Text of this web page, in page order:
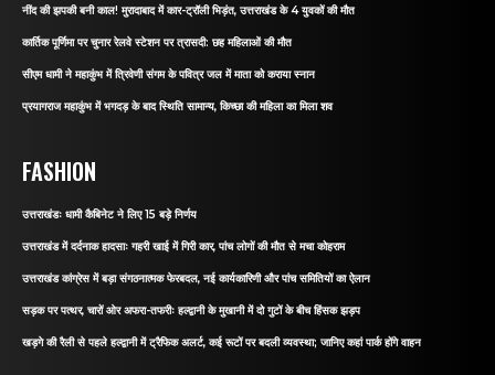
नींद की झपकी बनी काल! मुरादाबाद में कार-ट्रॉली भिड़ंत, उत्तराखंड के 4 युवकों की मौत
कार्तिक पूर्णिमा पर चुनार रेलवे स्टेशन पर त्रासदी: छह महिलाओं की मौत
सीएम धामी ने महाकुंभ में त्रिवेणी संगम के पवित्र जल में माता को कराया स्नान
प्रयागराज महाकुंभ में भगदड़ के बाद स्थिति सामान्य, किच्छा की महिला का मिला शव
FASHION
उत्तराखंडः धामी कैबिनेट ने लिए 15 बड़े निर्णय
उत्तराखंड में दर्दनाक हादसाः गहरी खाई में गिरी कार, पांच लोगों की मौत से मचा कोहराम
उत्तराखंड कांग्रेस में बड़ा संगठनात्मक फेरबदल, नई कार्यकारिणी और पांच समितियों का ऐलान
सड़क पर पत्थर, चारों ओर अफरा-तफरीः हल्द्वानी के मुखानी में दो गुटों के बीच हिंसक झड़प
खड़गे की रैली से पहले हल्द्वानी में ट्रैफिक अलर्ट, कई रूटों पर बदली व्यवस्था; जानिए कहां पार्क होंगे वाहन